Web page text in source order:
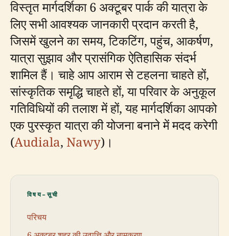
विस्तृत मार्गदर्शिका 6 अक्टूबर पार्क की यात्रा के
लिए सभी आवश्यक जानकारी प्रदान करती है,
जिसमें खुलने का समय, टिकटिंग, पहुंच, आकर्षण,
यात्रा सुझाव और प्रासंगिक ऐतिहासिक संदर्भ
शामिल हैं। चाहे आप आराम से टहलना चाहते हों,
सांस्कृतिक समृद्धि चाहते हों, या परिवार के अनुकूल
गतिविधियों की तलाश में हों, यह मार्गदर्शिका आपको
एक पुरस्कृत यात्रा की योजना बनाने में मदद करेगी
(Audiala, Nawy)।
विषय-सूची
परिचय